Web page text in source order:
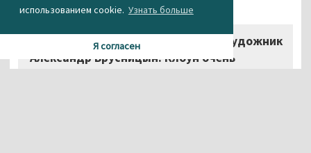
использованием cookie. Узнать больше
Я согласен
«Клоуна сделал тагильский художник
Александр Брусницын. Клоун очень